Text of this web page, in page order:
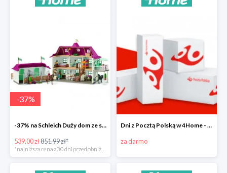
-37%
-37% na Schleich Duży dom ze stajnią i akcesoriami 96 cm
539.00 zł851.99 zł*
*najniższa cena z 30 dni przed obniżką
Dni z Pocztą Polską w 4Home - darmowa dostawa
za darmo